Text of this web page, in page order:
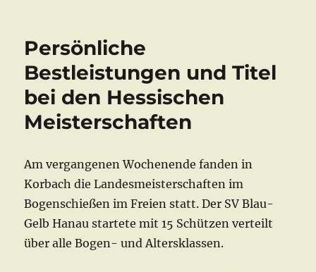
Persönliche
Bestleistungen und Titel
bei den Hessischen
Meisterschaften
Am vergangenen Wochenende fanden in
Korbach die Landesmeisterschaften im
Bogenschießen im Freien statt. Der SV Blau-
Gelb Hanau startete mit 15 Schützen verteilt
über alle Bogen- und Altersklassen.